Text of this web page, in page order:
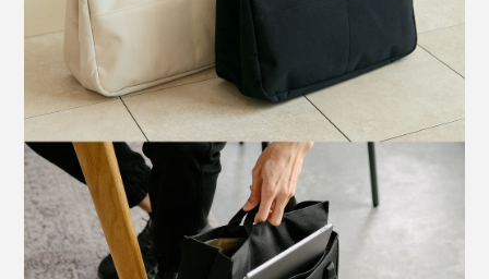
端には縦型ポケットが1つ。ドリンクや傘の定位置が決
まり、上部カバーをしたままスキマから出し入れできま
ます。上部のカバーにもマチがある分、見た目よりもた
くさん入る印象。